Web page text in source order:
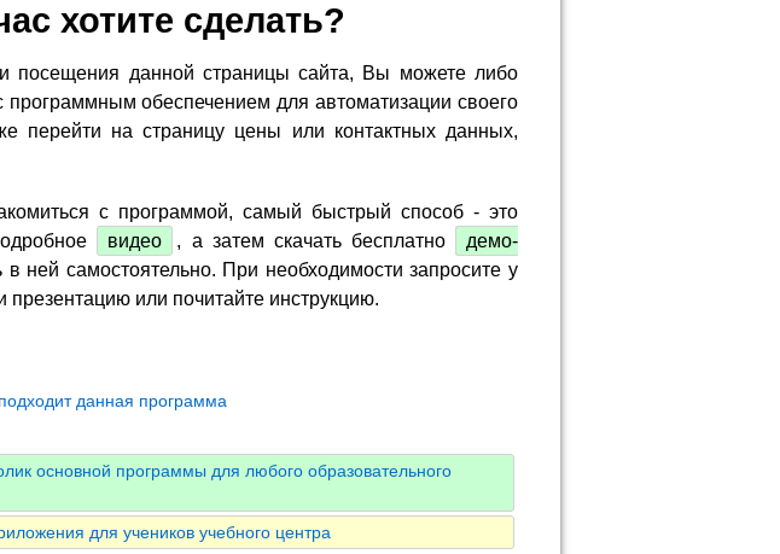
хотите сделать?
посещения данной страницы сайта, Вы можете либо
программным обеспечением для автоматизации своего
перейти на страницу цены или контактных данных,
с программой, самый быстрый способ - это
видео , а затем скачать бесплатно
демо-
в ней самостоятельно. При необходимости запросите у
презентацию или почитайте инструкцию.
данная программа
основной программы для любого образовательного
для учеников учебного центра